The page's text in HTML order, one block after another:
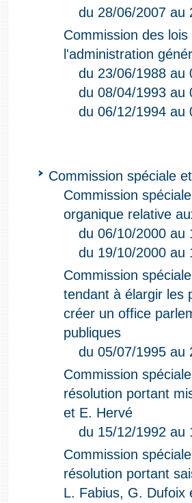
du 28/06/2007 au
Commission des
l'administration
du 23/06/1988 au
du 08/04/1993 au
du 06/12/1994 au
Commission spéciale
Commission
organique relative
du 06/10/2000 au
du 19/10/2000 au
Commission
tendant à élargir les
créer un office
publiques
du 05/07/1995 au
Commission
résolution portant
et E. Hervé
du 15/12/1992 au
Commission
résolution portant
L. Fabius, G. Dufoix